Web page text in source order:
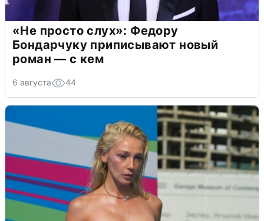
«Не просто слух»: Федору
Бондарчуку приписывают новый
роман — с кем
6 августа 44